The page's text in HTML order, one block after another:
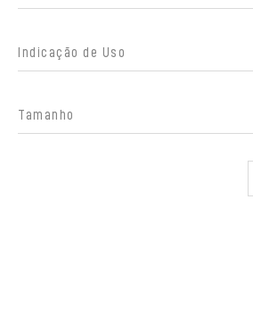
Indicação de Uso
Tamanho